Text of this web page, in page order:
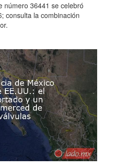
número 36441 se celebró
consulta la combinación